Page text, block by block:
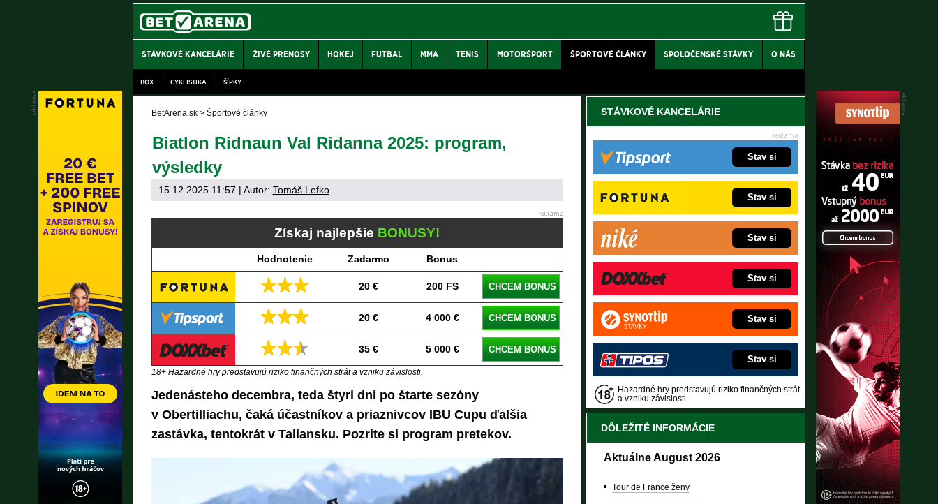
STÁVKOVÉ KANCELÁRIE ŽIVÉ PRENOSY HOKEJ FUTBAL MMA TENIS MOTORŠPORT ŠPORTOVÉ ČLÁNKY SPOLOČENSKÉ STÁVKY O NÁS
BOX CYKLISTIKA ŠÍPKY
BetArena.sk > Športové články
Biatlon Ridnaun Val Ridanna 2025: program,
výsledky
15.12.2025 11:57 | Autor: Tomáš Lefko
Získaj najlepšie BONUSY!
Hodnotenie Zadarmo Bonus
20 € 200 FS CHCEM BONUS
20 € 4 000 € CHCEM BONUS
35 € 5 000 € CHCEM BONUS
18+ Hazardné hry predstavujú riziko finančných strát a vzniku závislosti.
Jedenásteho decembra, teda štyri dni po štarte sezóny
v Obertilliachu, čaká účastníkov a priaznivcov IBU Cupu ďalšia
zastávka, tentokrát v Taliansku. Pozrite si program pretekov.
STÁVKOVÉ KANCELÁRIE
Stav si
Stav si
Stav si
Stav si
Stav si
Stav si
Hazardné hry predstavujú riziko finančných strát
a vzniku závislosti.
DÔLEŽITÉ INFORMÁCIE
Aktuálne August 2026
Tour de France ženy